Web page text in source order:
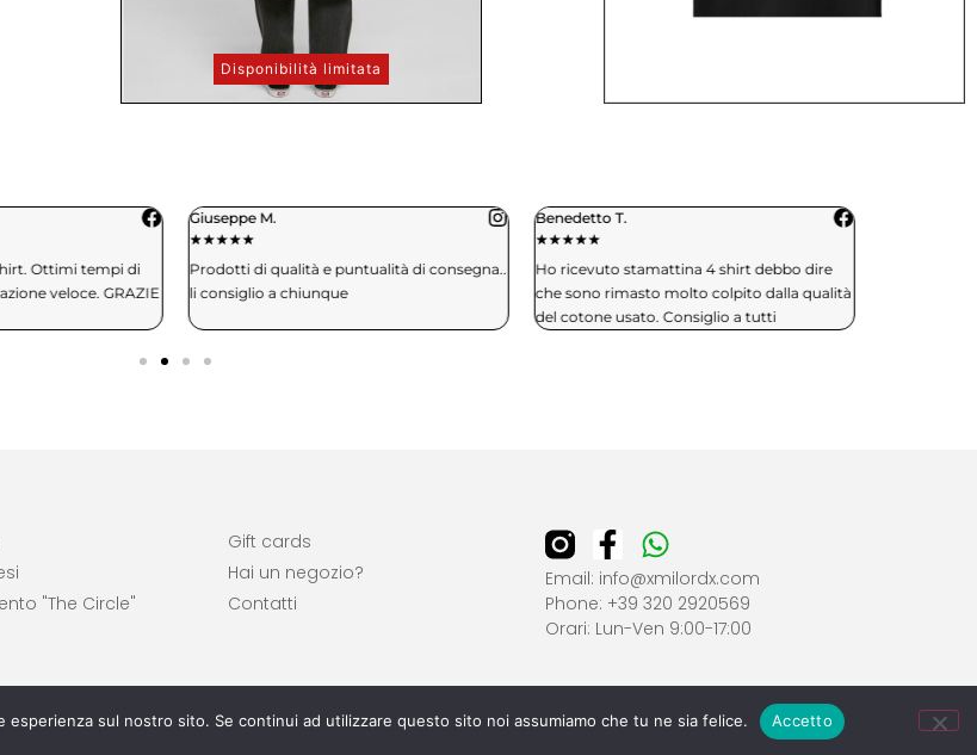
Disponibilità limitata
Ottimi tempi di
veloce. GRAZIE
Giuseppe M.
★★★★★
Prodotti di qualità e puntualità di consegna..
li consiglio a chiunque
Benedetto T.
★★★★★
Ho ricevuto stamattina 4 shirt debbo dire
che sono rimasto molto colpito dalla qualità
del cotone usato. Consiglio a tutti
"The Circle"
Gift cards
Hai un negozio?
Contatti
Email: info@xmilordx.com
Phone: +39 320 2920569
Orari: Lun-Ven 9:00-17:00
sul nostro sito. Se continui ad utilizzare questo sito noi assumiamo che tu ne sia felice. Accetto